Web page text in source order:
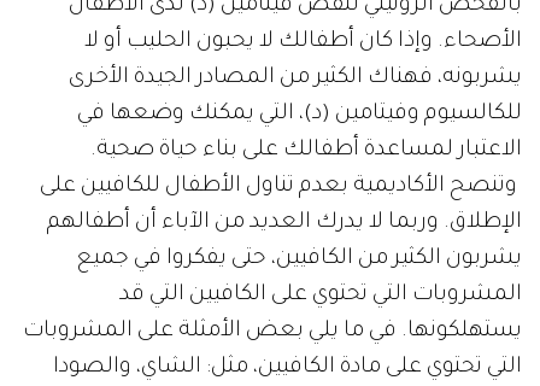
بالفحص الروتيني لنقص فيتامين (د) لدى الأطفال
الأصحاء. وإذا كان أطفالك لا يحبون الحليب أو لا
يشربونه، فهناك الكثير من المصادر الجيدة الأخرى
للكالسيوم وفيتامين (د)، التي يمكنك وضعها في
الاعتبار لمساعدة أطفالك على بناء حياة صحية.
وتنصح الأكاديمية بعدم تناول الأطفال للكافيين على
الإطلاق. وربما لا يدرك العديد من الآباء أن أطفالهم
يشربون الكثير من الكافيين، حتى يفكروا في جميع
المشروبات التي تحتوي على الكافيين التي قد
يستهلكونها. في ما يلي بعض الأمثلة على المشروبات
التي تحتوي على مادة الكافيين، مثل: الشاي، والصودا